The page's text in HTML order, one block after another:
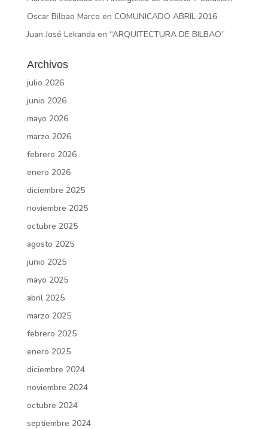
Oscar Bilbao Marco en COMUNICADO ABRIL 2016
Juan José Lekanda en “ARQUITECTURA DE BILBAO”
Archivos
julio 2026
junio 2026
mayo 2026
marzo 2026
febrero 2026
enero 2026
diciembre 2025
noviembre 2025
octubre 2025
agosto 2025
junio 2025
mayo 2025
abril 2025
marzo 2025
febrero 2025
enero 2025
diciembre 2024
noviembre 2024
octubre 2024
septiembre 2024